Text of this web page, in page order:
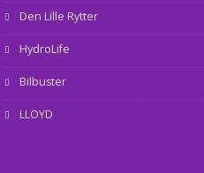
Den Lille Rytter
HydroLife
Bilbuster
LLOYD